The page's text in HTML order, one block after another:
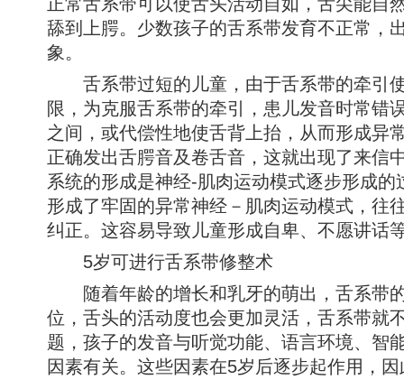
舔到上腭。少数孩子的舌系带发育不正常，
象。
舌系带过短的儿童，由于舌系带的牵引
限，为克服舌系带的牵引，患儿发音时常错
之间，或代偿性地使舌背上抬，从而形成异
正确发出舌腭音及卷舌音，这就出现了来信
系统的形成是神经-肌肉运动模式逐步形成的
形成了牢固的异常神经－肌肉运动模式，往
纠正。这容易导致儿童形成自卑、不愿讲话
5岁可进行舌系带修整术
随着年龄的增长和乳牙的萌出，舌系带
位，舌头的活动度也会更加灵活，舌系带就
题，孩子的发音与听觉功能、语言环境、智
因素有关。这些因素在5岁后逐步起作用，